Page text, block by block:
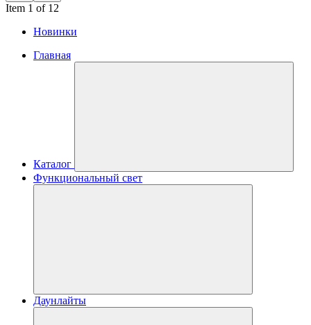
Item 1 of 12
Новинки
Главная
Каталог
Функциональный свет
Даунлайты